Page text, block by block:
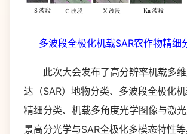
多波段全极化机载SAR农作物精细
此次大会发布了高分辨率机载多维
达（SAR）地物分类、多波段全极化
精细分类、机载多角度光学图像与激
景高分光学与SAR全极化多模态特性等